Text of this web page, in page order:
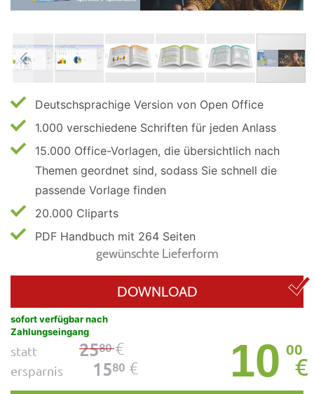
Deutschsprachige Version von Open Office
1.000 verschiedene Schriften für jeden Anlass
15.000 Office-Vorlagen, die übersichtlich nach
Themen geordnet sind, sodass Sie schnell die
passende Vorlage finden
20.000 Cliparts
PDF Handbuch mit 264 Seiten
gewünschte Lieferform
DOWNLOAD
sofort verfügbar nach
Zahlungseingang
statt 2580€
ersparnis 1580 € 10 00
€